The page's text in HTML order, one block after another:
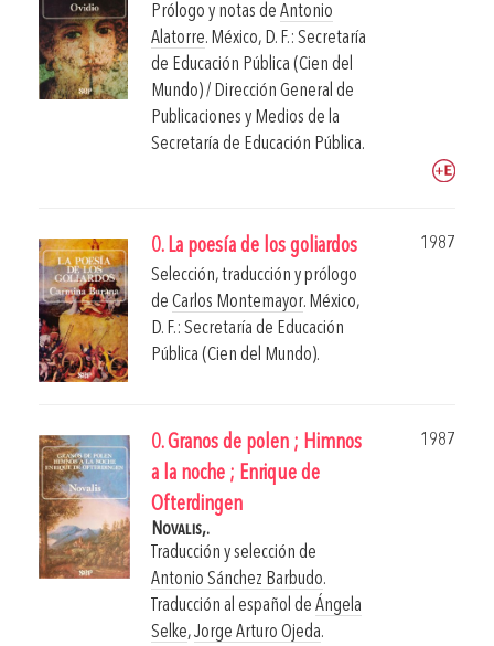
Prólogo y notas de Antonio
Alatorre. México, D. F.: Secretaría
de Educación Pública (Cien del
Mundo) / Dirección General de
Publicaciones y Medios de la
Secretaría de Educación Pública.
0. La poesía de los goliardos
1987
Selección, traducción y prólogo
de Carlos Montemayor. México,
D. F.: Secretaría de Educación
Pública (Cien del Mundo).
0. Granos de polen ; Himnos
a la noche ; Enrique de
Ofterdingen
1987
Novalis,.
Traducción y selección de
Antonio Sánchez Barbudo.
Traducción al español de Ángela
Selke,Jorge Arturo Ojeda.